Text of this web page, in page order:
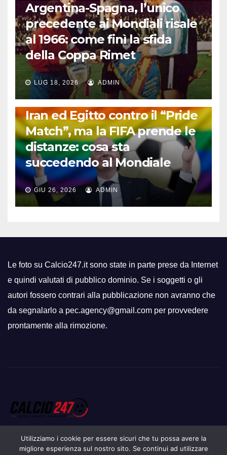
Argentina-Spagna, l’unico
precedente ai Mondiali risale
al 1966: come finì la sfida
della Coppa Rimet
LUG 18, 2026 ADMIN
FUORI DAL CAMPO: CALCIO, GOSSIP E NON SOLO
Iran ed Egitto contro il “Pride
Match”, ma la FIFA prende le
distanze: cosa sta
succedendo al Mondiale
GIU 26, 2026 ADMIN
Le foto su Calcio247.it sono state in parte prese da Internet
e quindi valutati di pubblico dominio. Se i soggetti o gli
autori fossero contrari alla pubblicazione non avranno che
da segnalarlo a pec.agency@gmail.com per provvedere
prontamente alla rimozione.
Utilizziamo i cookie per essere sicuri che tu possa avere la
migliore esperienza sul nostro sito. Se continui ad utilizzare